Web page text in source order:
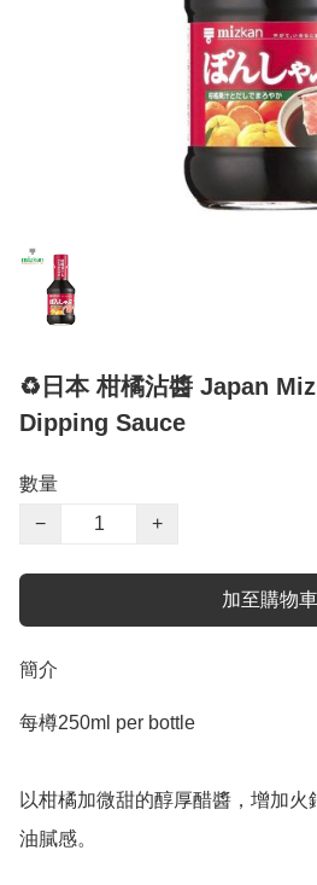
♻️日本 柑橘沾醬 Japan
Dipping Sauce
數量
−
+
加至購物車
簡介
每樽250ml per bottle
以柑橘加微甜的醇厚醋醬，增加
油膩感。